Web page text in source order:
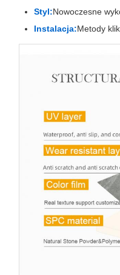
Styl:Nowoczesne
Instalacja:Metody